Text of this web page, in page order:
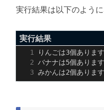
実行結果は以下のように
実行結果